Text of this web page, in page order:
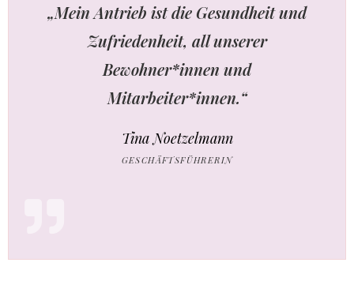
„Mein Antrieb ist die Gesundheit und
Zufriedenheit, all unserer
Bewohner*innen und
Mitarbeiter*innen.“
Tina Noetzelmann
GESCHÄFTSFÜHRERIN